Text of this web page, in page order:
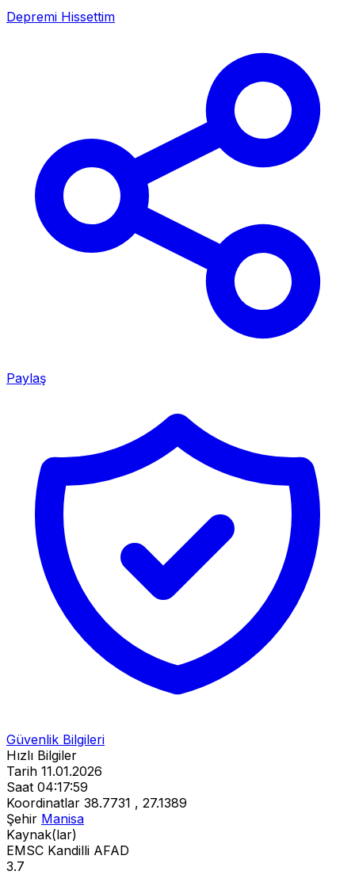
Depremi Hissettim
Paylaş
Güvenlik Bilgileri
Hızlı Bilgiler
Tarih 11.01.2026
Saat 04:17:59
Koordinatlar 38.7731 , 27.1389
Şehir Manisa
Kaynak(lar)
EMSC Kandilli AFAD
3.7